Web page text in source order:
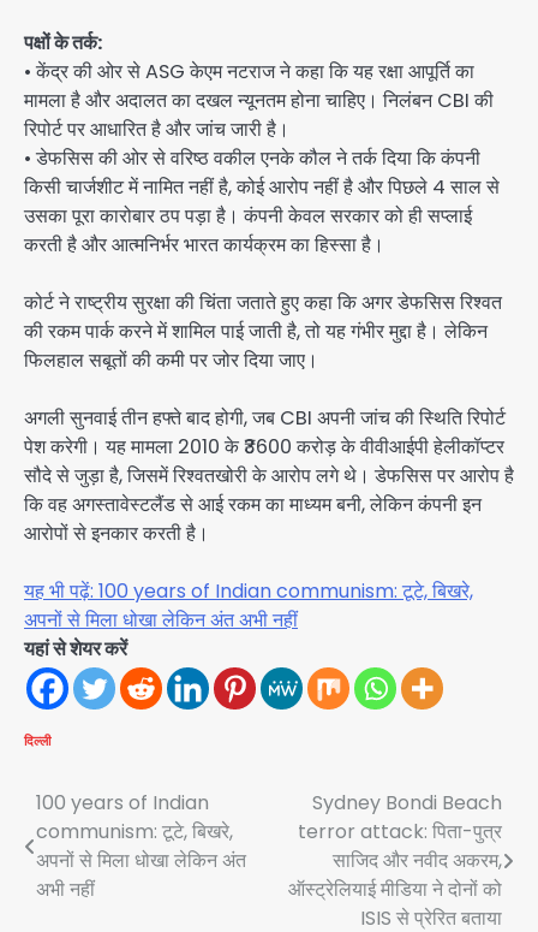
पक्षों के तर्क:
• केंद्र की ओर से ASG केएम नटराज ने कहा कि यह रक्षा आपूर्ति का
मामला है और अदालत का दखल न्यूनतम होना चाहिए। निलंबन CBI की
रिपोर्ट पर आधारित है और जांच जारी है।
• डेफसिस की ओर से वरिष्ठ वकील एनके कौल ने तर्क दिया कि कंपनी
किसी चार्जशीट में नामित नहीं है, कोई आरोप नहीं है और पिछले 4 साल से
उसका पूरा कारोबार ठप पड़ा है। कंपनी केवल सरकार को ही सप्लाई
करती है और आत्मनिर्भर भारत कार्यक्रम का हिस्सा है।
कोर्ट ने राष्ट्रीय सुरक्षा की चिंता जताते हुए कहा कि अगर डेफसिस रिश्वत
की रकम पार्क करने में शामिल पाई जाती है, तो यह गंभीर मुद्दा है। लेकिन
फिलहाल सबूतों की कमी पर जोर दिया जाए।
अगली सुनवाई तीन हफ्ते बाद होगी, जब CBI अपनी जांच की स्थिति रिपोर्ट
पेश करेगी। यह मामला 2010 के ₹3600 करोड़ के वीवीआईपी हेलीकॉप्टर
सौदे से जुड़ा है, जिसमें रिश्वतखोरी के आरोप लगे थे। डेफसिस पर आरोप है
कि वह अगस्तावेस्टलैंड से आई रकम का माध्यम बनी, लेकिन कंपनी इन
आरोपों से इनकार करती है।
यह भी पढ़ें: 100 years of Indian communism: टूटे, बिखरे,
अपनों से मिला धोखा लेकिन अंत अभी नहीं
यहां से शेयर करें
दिल्ली
Post
navigation
100 years of Indian
communism: टूटे, बिखरे,
अपनों से मिला धोखा लेकिन अंत
अभी नहीं
Sydney Bondi Beach
terror attack: पिता-पुत्र
साजिद और नवीद अकरम,
ऑस्ट्रेलियाई मीडिया ने दोनों को
ISIS से प्रेरित बताया